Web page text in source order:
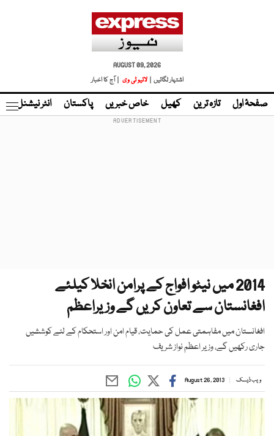
AUGUST 09, 2026
اشتہار لگائیں |
لائیو ٹی وی | آج کا اخبار
صفحۂ اول تازہ ترین کھیل خاص خبریں پاکستان انٹر نیشنل
2014 میں نیٹو افواج کے پرامن انخلا کیلئے
افغانستان سے تعاون کریں گے وزیراعظم
افغانستان میں مفاہمتی عمل کی حمایت، قیام امن اور استحکام کے لئے کوششیں
جاری رکھیں گے، وزیر اعظم نواز شریف
ویب ڈیسک August 26, 2013